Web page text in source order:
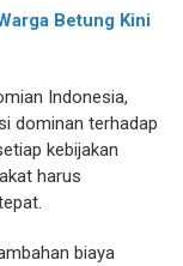
Betung Kini
Indonesia,
dominan terhadap
kebijakan
harus
biaya